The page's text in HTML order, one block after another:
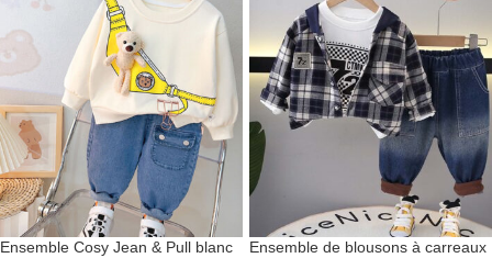
Ensemble Cosy Jean & Pull blanc
Ensemble de blousons à carreaux